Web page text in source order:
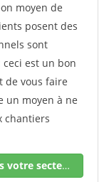
moyen de
posent des
sont
est un bon
de vous faire
un moyen à ne
chantiers
Trouver de nouveaux chantiers dans votre secteur !